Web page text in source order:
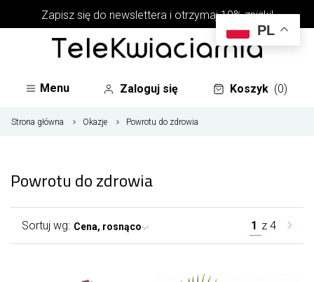
Zapisz się do newslettera i otrzymaj 10% zniżki!
Menu Zaloguj się Koszyk (0)
Strona główna Okazje Powrotu do zdrowia
Powrotu do zdrowia
Sortuj wg: Cena, rosnąco 1 z 4
PL